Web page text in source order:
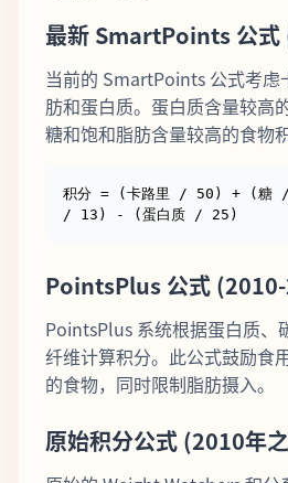
最新 SmartPoints 公
当前的 SmartPoints 公式考虑
肪和蛋白质。蛋白质含量较高
糖和饱和脂肪含量较高的食物
积分 = (卡路里 / 50) + (糖
/ 13) - (蛋白质 / 25)
PointsPlus 公式
PointsPlus 系统根据蛋白质、
纤维计算积分。此公式鼓励食
的食物，同时限制脂肪摄入。
原始积分公式 (2010年